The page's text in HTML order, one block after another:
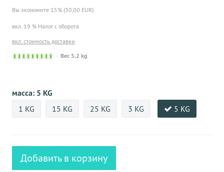
Вы экономите 15% (30,00 EUR)
вкл. 19 % Налог с оборота
вкл. стоимость доставки
Sofort
Вес 5,2 kg
масса: 5 KG
1 KG 15 KG 25 KG 3 KG 5 KG
Добавить в корзину